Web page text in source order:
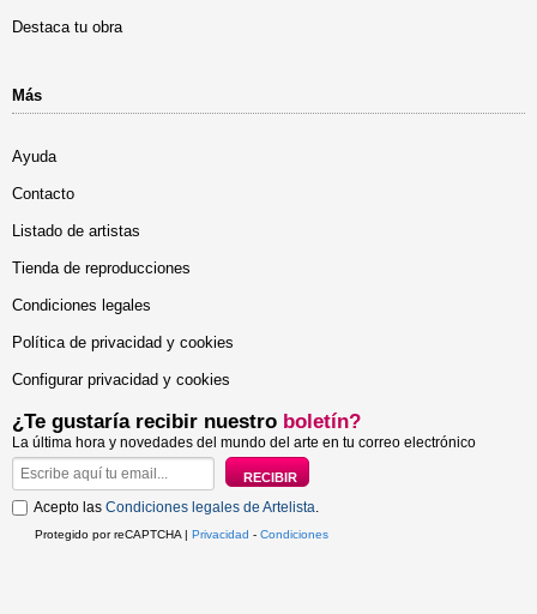
Destaca tu obra
Más
Ayuda
Contacto
Listado de artistas
Tienda de reproducciones
Condiciones legales
Política de privacidad y cookies
Configurar privacidad y cookies
¿Te gustaría recibir nuestro boletín?
La última hora y novedades del mundo del arte en tu correo electrónico
Acepto las Condiciones legales de Artelista.
Protegido por reCAPTCHA | Privacidad - Condiciones